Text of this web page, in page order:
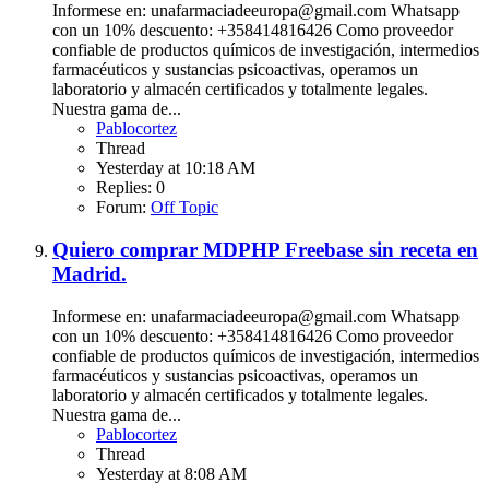
Informese en: unafarmaciadeeuropa@gmail.com Whatsapp
con un 10% descuento: +358414816426 Como proveedor
confiable de productos químicos de investigación, intermedios
farmacéuticos y sustancias psicoactivas, operamos un
laboratorio y almacén certificados y totalmente legales.
Nuestra gama de...
Pablocortez
Thread
Yesterday at 10:18 AM
Replies: 0
Forum: Off Topic
Quiero comprar MDPHP Freebase sin receta en
Madrid.
Informese en: unafarmaciadeeuropa@gmail.com Whatsapp
con un 10% descuento: +358414816426 Como proveedor
confiable de productos químicos de investigación, intermedios
farmacéuticos y sustancias psicoactivas, operamos un
laboratorio y almacén certificados y totalmente legales.
Nuestra gama de...
Pablocortez
Thread
Yesterday at 8:08 AM